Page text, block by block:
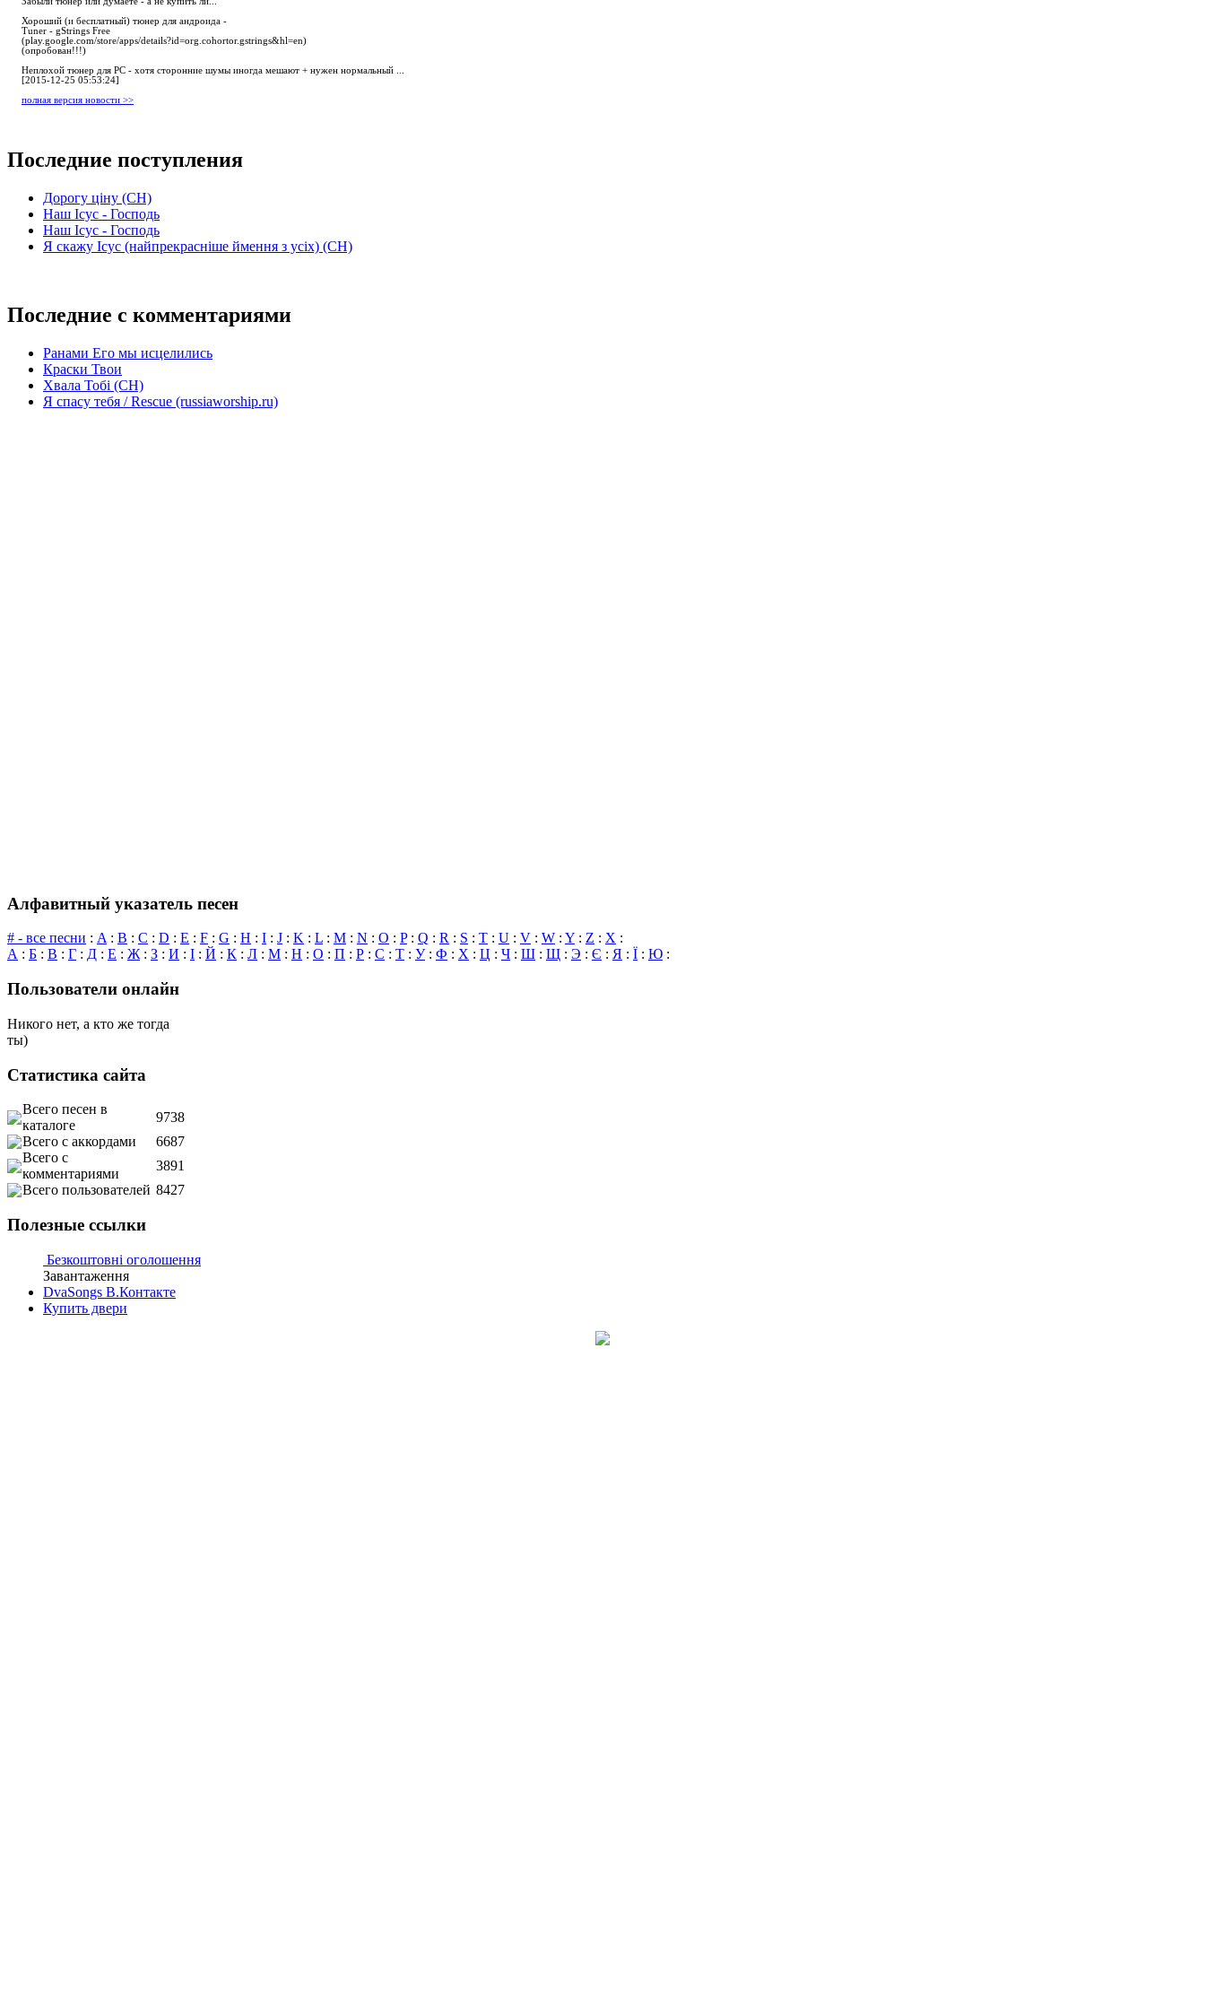
Хороший (и бесплатный) тюнер для андроида -
Tuner - gStrings Free
(play.google.com/store/apps/details?id=org.cohortor.gstrings&hl=en)
(опробован!!!)
Неплохой тюнер для РС - хотя сторонние шумы иногда мешают + нужен нормальный ...
[2015-12-25 05:53:24]
полная версия новости >>
Последние поступления
Дорогу ціну (СН)
Наш Ісус - Господь
Наш Ісус - Господь
Я скажу Ісус (найпрекрасніше ймення з усіх) (СН)
Последние с комментариями
Ранами Его мы исцелились
Краски Твои
Хвала Тобі (СН)
Я спасу тебя / Rescue (russiaworship.ru)
Алфавитный указатель песен
# - все песни : A: B : C : D : E : F : G : H : I : J : K : L : M : N : O : P: Q : R : S : T : U : V : W : Y : Z : X :
А : Б : В : Г : Д : Е : Ж: З : И : І : Й : К : Л : М : Н : О : П : Р : С : Т : У: Ф : Х : Ц : Ч : Ш : Щ : Э : Є : Я : Ї : Ю :
Пользователи онлайн
Никого нет, а кто же тогда
ты)
Статистика сайта
Всего песен в
каталоге
9738
Всего с аккордами
6687
Всего с
комментариями
3891
Всего пользователей 8427
Полезные ссылки
Безкоштовні оголошення
Завантаження
DvaSongs В.Контакте
Купить двери